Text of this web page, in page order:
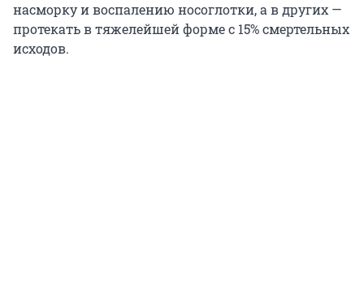
насморку и воспалению носоглотки, а в других —
протекать в тяжелейшей форме с 15% смертельных
исходов.